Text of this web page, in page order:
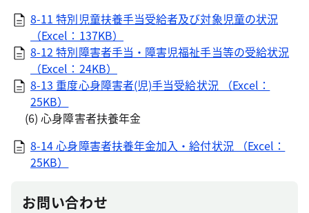
8-11 特別児童扶養手当受給者及び対象児童の状況
（Excel：137KB）
8-12 特別障害者手当・障害児福祉手当等の受給状況
（Excel：24KB）
8-13 重度心身障害者(児)手当受給状況 （Excel：
25KB）
(6) 心身障害者扶養年金
8-14 心身障害者扶養年金加入・給付状況 （Excel：
25KB）
お問い合わせ